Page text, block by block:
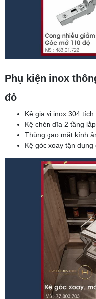
Phụ kiện inox
đỏ
Kệ gia vị inox 304
Kệ chén dĩa 2 tầng
Thùng gạo mặt kính
Kệ góc xoay tận